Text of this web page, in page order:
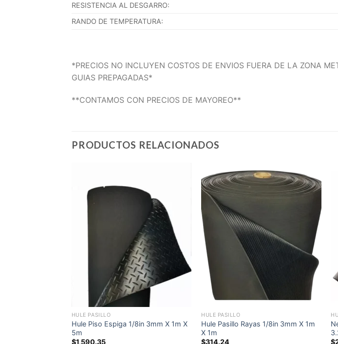
RESISTENCIA AL DESGARRO:
RANDO DE TEMPERATURA:
*PRECIOS NO INCLUYEN COSTOS DE ENVIOS FUERA DE LA ZONA
GUIAS PREPAGADAS*
**CONTAMOS CON PRECIOS DE MAYOREO**
PRODUCTOS RELACIONADOS
HULE PASILLO
Hule Piso Espiga 1/8in 3mm X 1m X
5m
$1,590.35
Add to
HULE PASILLO
Hule Pasillo Rayas 1/8in 3mm X 1m
X 1m
$314.24
$